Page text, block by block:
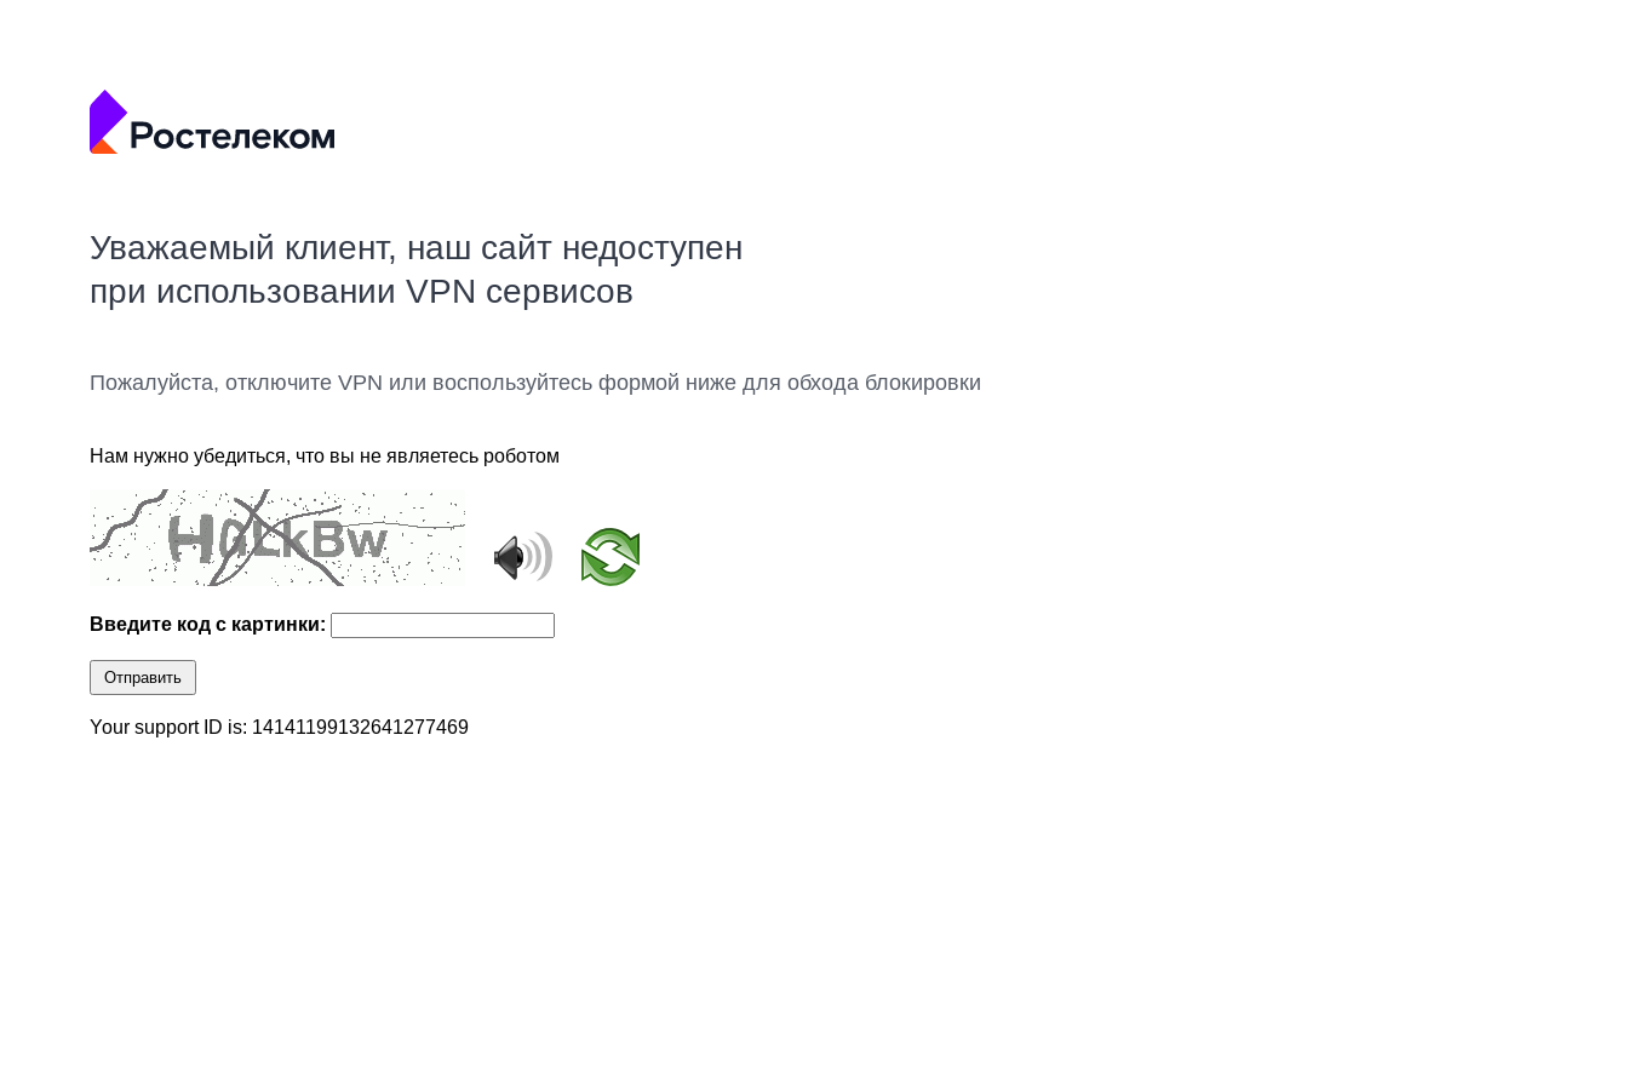
Уважаемый клиент, наш сайт недоступен
при использовании VPN сервисов
Пожалуйста, отключите VPN или воспользуйтесь формой ниже для обхода блокировки
Нам нужно убедиться, что вы не являетесь роботом
Введите код с картинки:
Отправить
Your support ID is: 14141199132641277469